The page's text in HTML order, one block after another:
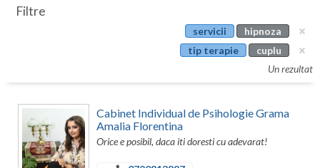
Botosani
Bucuresti
Buzau
Calarasi
Articole
Filtre
servicii
hipnoza
tip terapie
cuplu
Un rezultat
Cabinet Individual de Psihologie Grama
Amalia Florentina
Orice e posibil, daca iti doresti cu adevarat!